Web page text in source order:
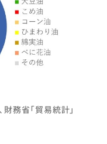
務省「貿易統計」